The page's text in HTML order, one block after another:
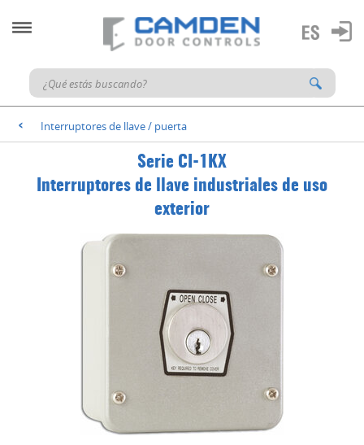
< Interruptores de llave / puerta
Serie CI-1KX
Interruptores de llave industriales de uso
exterior